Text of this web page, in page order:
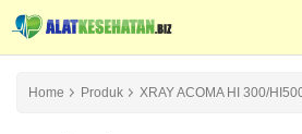
Home Produk XRAY ACOMA HI 300/